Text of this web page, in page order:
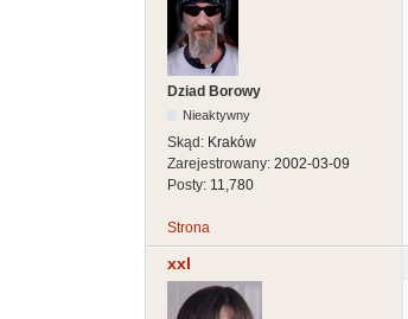
Dziad Borowy
Nieaktywny
Skąd: Kraków
Zarejestrowany: 2002-03-09
Posty: 11,780
Strona
xxl